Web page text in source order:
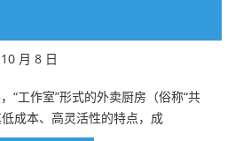
月 8 日
“工作室”形式的外卖厨房（俗称“共
成本、高灵活性的特点，成